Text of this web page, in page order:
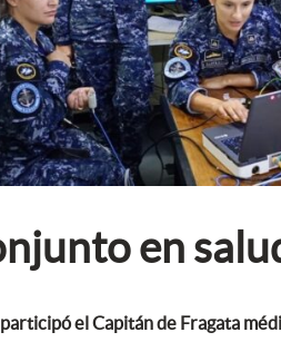
en
el Capitán de Fragata